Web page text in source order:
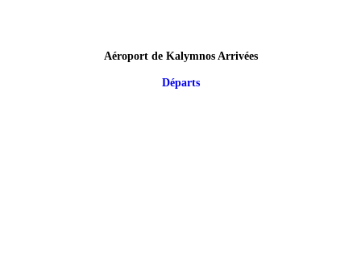
Aéroport de Kalymnos Arrivées
Départs